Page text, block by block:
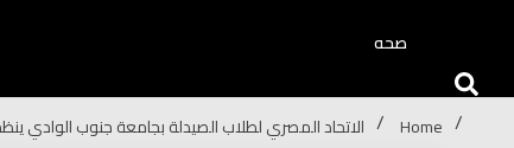
صحه
Home الاتحاد المصري لطلاب الصيدلة بجامعة جنوب الوادي